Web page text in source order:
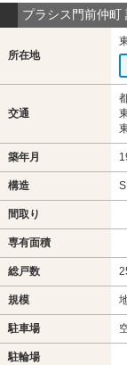
プラシス門前仲町
所在地
交通
築年月
構造
間取り
専有面積
総戸数
規模
駐車場
駐輪場